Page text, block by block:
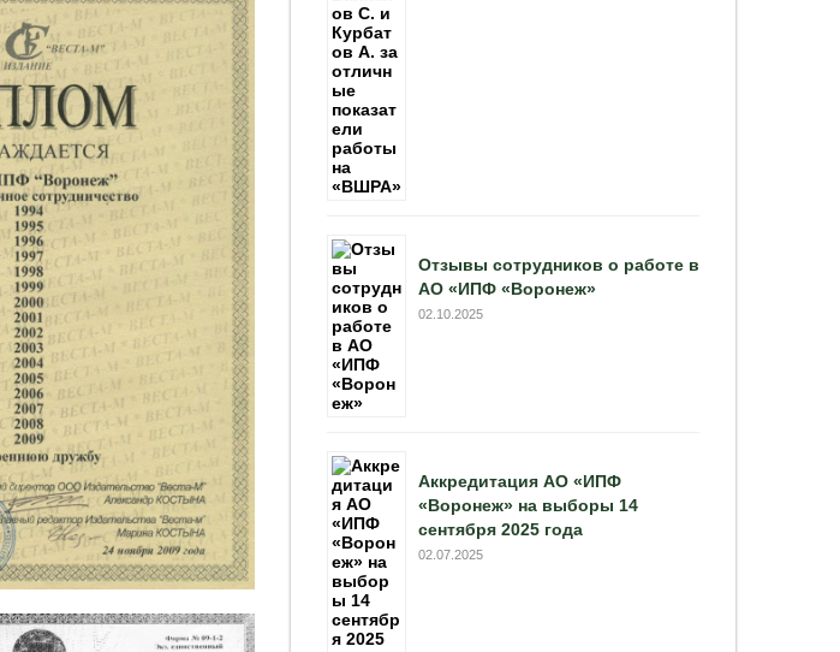
Отзывы сотрудников о работе в
АО «ИПФ «Воронеж»
02.10.2025
Аккредитация АО «ИПФ
«Воронеж» на выборы 14
сентября 2025 года
02.07.2025